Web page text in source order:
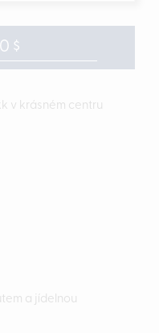
$
v krásném centru
a jídelnou